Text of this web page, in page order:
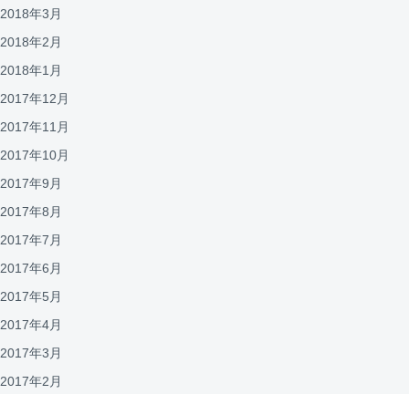
2018年3月
2018年2月
2018年1月
2017年12月
2017年11月
2017年10月
2017年9月
2017年8月
2017年7月
2017年6月
2017年5月
2017年4月
2017年3月
2017年2月